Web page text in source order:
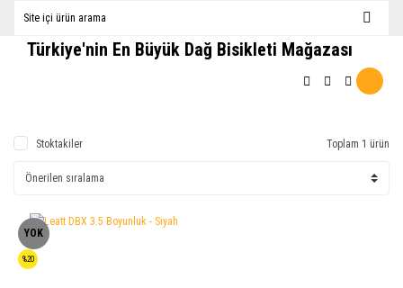
Türkiye'nin En Büyük Dağ Bisikleti Mağazası
Stoktakiler Toplam 1 ürün
YOK
%20